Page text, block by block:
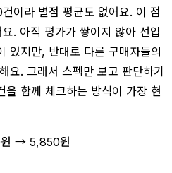
이라 별점 평균도 없어요. 이 점
. 아직 평가가 쌓이지 않아 선입
있지만, 반대로 다른 구매자들의
요. 그래서 스펙만 보고 판단하기
함께 체크하는 방식이 가장 현
→ 5,850원